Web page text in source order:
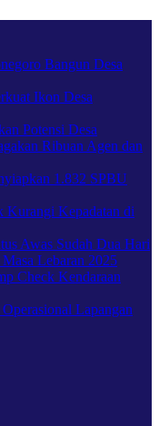
Bangun Desa
Ikon Desa
Potensi Desa
Ribuan Agen dan
1.832 SPBU
Kurangi Kepadatan di
Awas Sudah Dua Hari
Lebaran 2025
Check Kendaraan
Lapangan